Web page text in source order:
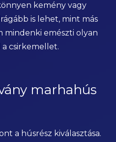
kemény vagy
is lehet, mint más
mindenki emészti olyan
csirkemellet.
marhahús
a húsrész kiválasztása.